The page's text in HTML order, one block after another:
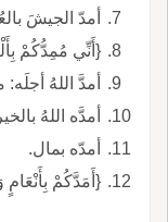
أمدّ الجيشَ
{أَنِّي مُمِدُّكُمْ
أمدَّ اللهُ
أمدَّه اللهُ
أمدّه بمال.
{أَمَدَّكُمْ بِأَنْعَامٍ